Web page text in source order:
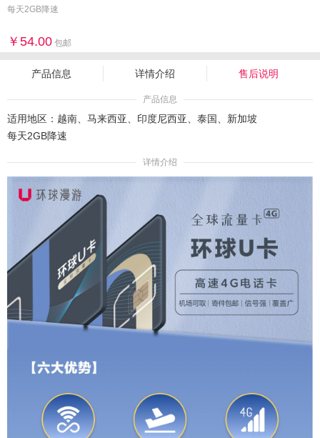
每天2GB降速
54.00 包邮
产品信息 详情介绍 售后说明
产品信息
适用地区： 越南、马来西亚、印度尼西亚、泰国、新加坡
每天2GB降速
详情介绍